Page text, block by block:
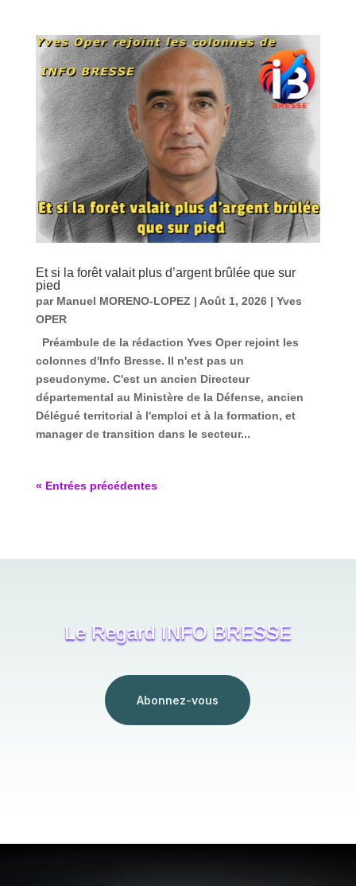
Et si la forêt valait plus d’argent brûlée que sur
pied
par Manuel MORENO-LOPEZ | Août 1, 2026| Yves
OPER
Préambule de la rédaction Yves Oper rejoint les
colonnes d'Info Bresse. Il n'est pas un
pseudonyme. C'est un ancien Directeur
départemental au Ministère de la Défense, ancien
Délégué territorial à l'emploi et à la formation, et
manager de transition dans le secteur...
« Entrées précédentes
Le Regard INFO BRESSE
Abonnez-vous